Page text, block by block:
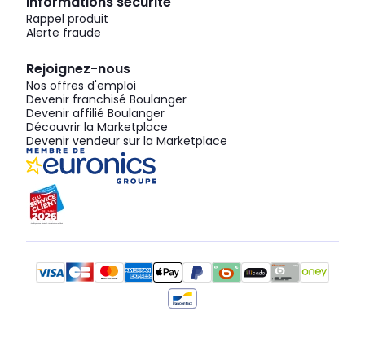
Rappel produit
Alerte fraude
Rejoignez-nous
Nos offres d'emploi
Devenir franchisé Boulanger
Devenir affilié Boulanger
Découvrir la Marketplace
Devenir vendeur sur la Marketplace